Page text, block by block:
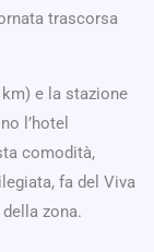
trascorsa
e la stazione
l’hotel
comodità,
fa del Viva
zona.